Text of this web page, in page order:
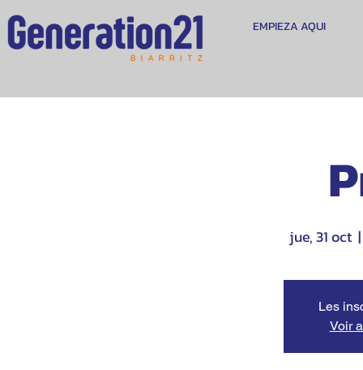
EMPIEZA AQUI
jue, 31 oct
Les
Voir